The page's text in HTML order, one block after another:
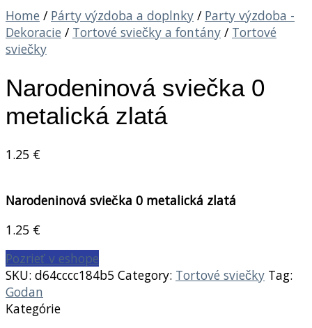
Home / Párty výzdoba a doplnky / Party výzdoba -
Dekoracie / Tortové sviečky a fontány / Tortové
sviečky
Narodeninová sviečka 0
metalická zlatá
1.25 €
Narodeninová sviečka 0 metalická zlatá
1.25 €
Pozrieť v eshope
SKU: d64cccc184b5 Category: Tortové sviečky Tag:
Godan
Kategórie